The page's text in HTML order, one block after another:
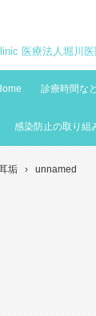
医療法人堀川
診療時間な
感染防止の取り組
垢 › unnamed